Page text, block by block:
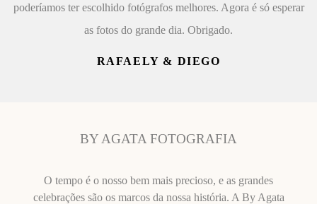
poderíamos ter escolhido fotógrafos melhores. Agora é só esperar
as fotos do grande dia. Obrigado.
RAFAELY & DIEGO
BY AGATA FOTOGRAFIA
O tempo é o nosso bem mais precioso, e as grandes
celebrações são os marcos da nossa história. A By Agata